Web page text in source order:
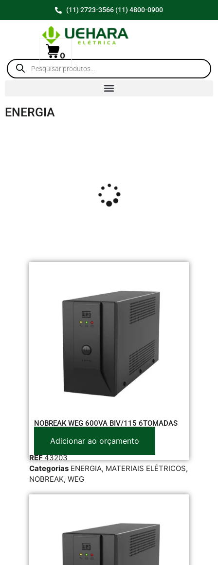
(11) 2723-3566 (11) 4800-0900
0
ENERGIA
NOBREAK WEG 600VA BIV/115 6TOMADAS
Adicionar ao orçamento
REF43203
Categorias ENERGIA, MATERIAIS ELÉTRICOS,
NOBREAK, WEG